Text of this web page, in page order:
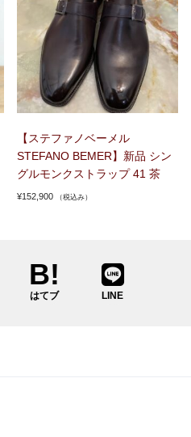
【ステファノベーメル
STEFANO BEMER】新品 シン
グルモンクストラップ 41 茶
¥152,900 （税込み）
はてブ LINE